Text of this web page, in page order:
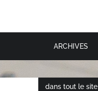
ARCHIVES
dans tout le site